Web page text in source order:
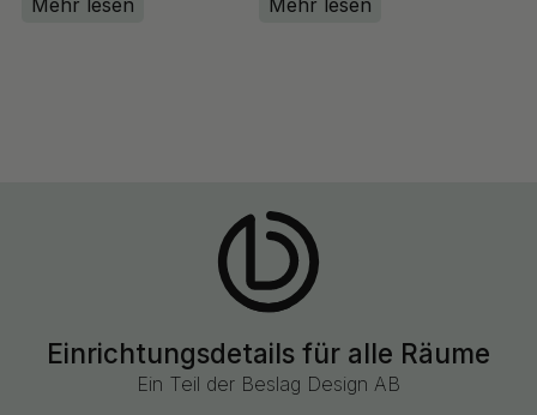
Mehr lesen Mehr lesen
Einrichtungsdetails für alle Räume
Ein Teil der Beslag Design AB